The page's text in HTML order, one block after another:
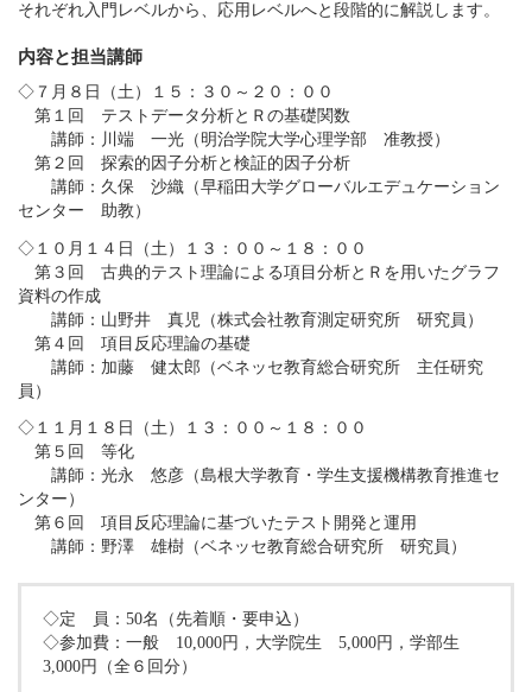
それぞれ入門レベルから、応用レベルへと段階的に解説します。
内容と担当講師
◇７月８日（土）１５：３０～２０：００
第１回 テストデータ分析とＲの基礎関数
講師：川端 一光（明治学院大学心理学部 准教授）
第２回 探索的因子分析と検証的因子分析
講師：久保 沙織（早稲田大学グローバルエデュケーション
センター 助教）
◇１０月１４日（土）１３：００～１８：００
第３回 古典的テスト理論による項目分析とＲを用いたグラフ
資料の作成
講師：山野井 真児（株式会社教育測定研究所 研究員）
第４回 項目反応理論の基礎
講師：加藤 健太郎（ベネッセ教育総合研究所 主任研究
員）
◇１１月１８日（土）１３：００～１８：００
第５回 等化
講師：光永 悠彦（島根大学教育・学生支援機構教育推進セ
ンター）
第６回 項目反応理論に基づいたテスト開発と運用
講師：野澤 雄樹（ベネッセ教育総合研究所 研究員）
◇定 員：50名（先着順・要申込）
◇参加費：一般 10,000円，大学院生 5,000円，学部生
3,000円（全６回分）